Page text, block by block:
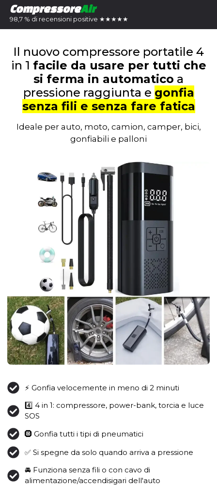
CompressoreAir
98,7 % di recensioni positive ★★★★★
Il nuovo compressore portatile 4
in 1 facile da usare per tutti che
si ferma in automatico a
pressione raggiunta e gonfia
senza fili e senza fare fatica
Ideale per auto, moto, camion, camper, bici,
gonfiabili e palloni
⚡️ Gonfia velocemente in meno di 2 minuti
4️⃣ 4 in 1: compressore, power-bank, torcia e luce
SOS
🛞 Gonfia tutti i tipi di pneumatici
✅ Si spegne da solo quando arriva a pressione
🚘 Funziona senza fili o con cavo di
alimentazione/accendisigari dell'auto